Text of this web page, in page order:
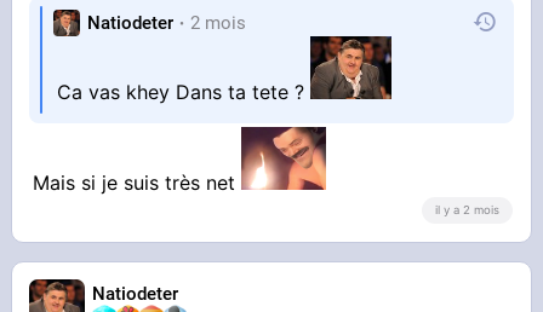
DON'T LOOK BACK, JUST KEEP MOVING !!!
Natiodeter 2 mois
Ca vas khey Dans ta tete ?
Mais si je suis très net
il y a 2 mois
Natiodeter